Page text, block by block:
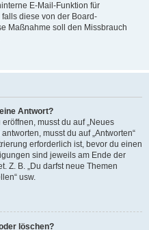
E-Mail-Funktion für
diese von der Board-
Maßnahme soll den Missbrauch
Antwort?
musst du auf „Neues
musst du auf „Antworten“
erforderlich ist, bevor du einen
sind jeweils am Ende der
Z. B. „Du darfst neue Themen
usw.
löschen?